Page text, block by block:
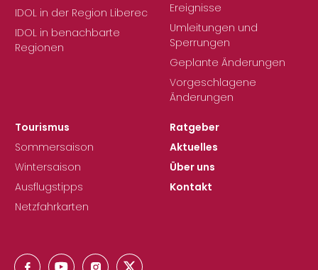
IDOL in der Region Liberec
IDOL in benachbarte
Regionen
Ereignisse
Umleitungen und
Sperrungen
Geplante Änderungen
Vorgeschlagene
Änderungen
Tourismus
Sommersaison
Wintersaison
Ausflugstipps
Netzfahrkarten
Ratgeber
Aktuelles
Über uns
Kontakt